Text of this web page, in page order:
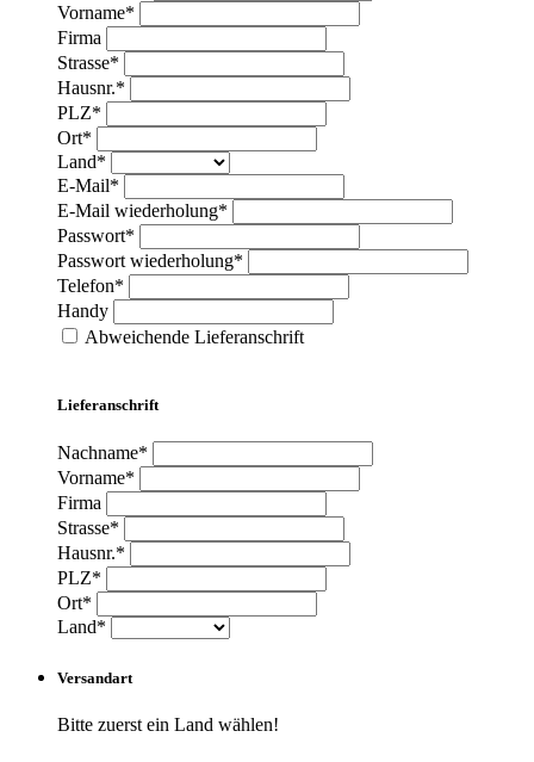
Vorname*
Firma
Strasse*
Hausnr.*
PLZ*
Ort*
Land*
E-Mail*
E-Mail wiederholung*
Passwort*
Passwort wiederholung*
Telefon*
Handy
Abweichende Lieferanschrift
Lieferanschrift
Nachname*
Vorname*
Firma
Strasse*
Hausnr.*
PLZ*
Ort*
Land*
Versandart
Bitte zuerst ein Land wählen!